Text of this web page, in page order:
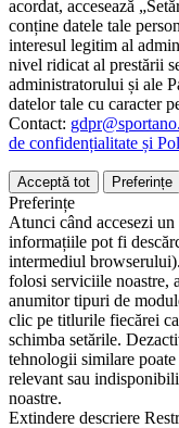
acordat, accesează
conține datele tale
interesul legitim al
nivel ridicat al prestării
administratorului și ale
datelor tale cu caracter
Contact:
de confidențialitate și
Acceptă tot Preferințe
Preferințe
Atunci când accesezi
informațiile pot fi
intermediul
folosi serviciile noastre,
anumitor tipuri de
clic pe titlurile fiecărei
schimba setările.
tehnologii similare
relevant sau
noastre.
Extindere descriere